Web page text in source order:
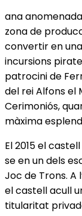
ana
zona de
convertir en
incursions
patrocini de
del rei Alfons el
Cerimoniós,
màxima
El 2015 el
se en un dels
Joc de Trons. A
el castell acull
titularitat